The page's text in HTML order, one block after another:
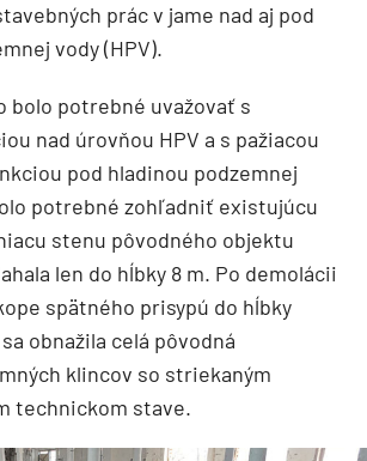
prác v jame nad aj pod
vody (HPV).
bolo potrebné uvažovať s
nad úrovňou HPV a s pažiacou
pod hladinou podzemnej
potrebné zohľadniť existujúcu
stenu pôvodného objektu
len do hĺbky 8 m. Po demolácii
spätného prisypú do hĺbky
obnažila celá pôvodná
klincov so striekaným
technickom stave.